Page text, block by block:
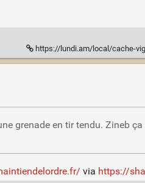
https://lundi.am/local/cache-vignettes/L700xH1253/
grenade en tir tendu. Zineb
via https://